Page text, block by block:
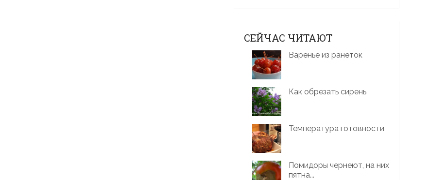
СЕЙЧАС ЧИТАЮТ
Варенье из ранеток
Как обрезать сирень
Температура готовности
Помидоры чернеют, на них
пятна...